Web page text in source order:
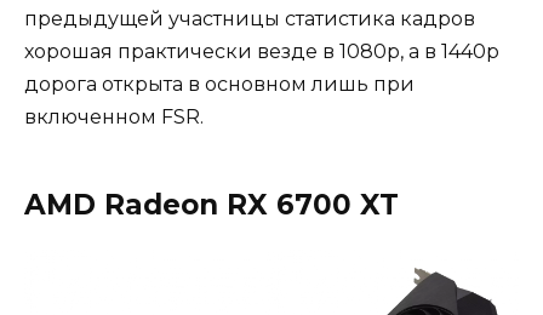
предыдущей участницы статистика кадров
хорошая практически везде в 1080р, а в 1440р
дорога открыта в основном лишь при
включенном FSR.
AMD Radeon RX 6700 XT